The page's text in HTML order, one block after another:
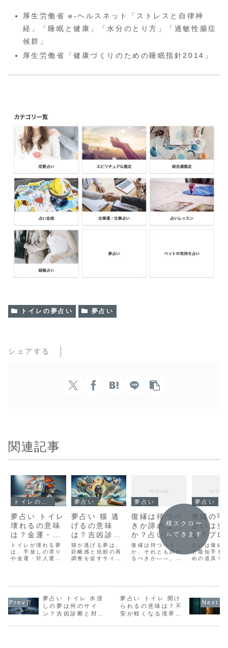
厚生労働省 e-ヘルスネット「ストレスと自律神
経」「睡眠と健康」「水分のとり方」「過敏性腸症
候群」
厚生労働省「健康づくりのための睡眠指針2014」
トイレの夢占い 夢占い
シェアする
関連記事
トイレの夢占い
夢占い トイレ
壊れるの意味
は？金運・人
間関係の警告
と対処法
トイレが壊れる夢
は、手放しの滞り
や金運・対人運の
にお伝えします。
夢占い｜トイレが
壊れる夢の意味と
象徴：結論 浄化や
夢占い
夢占い 猫 逃
げるの意味
は？吉凶診断
と心理・対処
法・開運術
猫が逃げる夢は、
距離感と信頼の再
調整を促すサイ
と実践策を、やさ
しく整理しまし
た。夢占い 猫 逃
げるの基本意味と
夢占い
復縁は待つべ
きか諦める
か？占い診断
で今決断、2
週間で検証
復縁は待つべき
か、それとも諦め
るべきか——。占
します。迷いを減
らし、心と時間の
損失を最小限に。
復縁の可能性を占
夢占い
復縁の可
占いは当
る？プロ
伝・7日
す成功サ
と最短行
占いは復縁
と最短手を
めの道具で
安があると
そ、今日打
手を明確に
横スクロー
ルできます
夢占い トイレ 水浸
しの夢は何のサイ
ン？吉凶診断と対処
夢占い トイレ 開け
られるの意味は？不
安が軽くなる境界線